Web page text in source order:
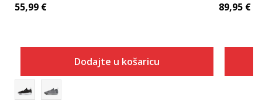
55,99 €
Dodajte u košaricu
89,95 €